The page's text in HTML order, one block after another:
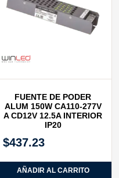
FUENTE DE PODER
ALUM 150W CA110-277V
A CD12V 12.5A INTERIOR
IP20
$437.23
AÑADIR AL CARRITO